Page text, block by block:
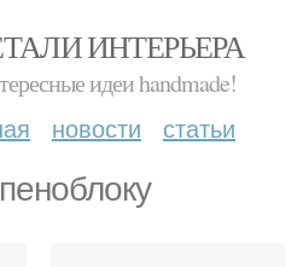
ИНТЕРЬЕРА
идеи handmade!
новости статьи